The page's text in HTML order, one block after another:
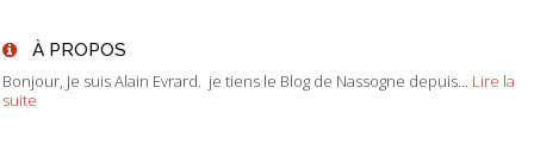
À PROPOS
Bonjour, Je suis Alain Evrard. je tiens le Blog de Nassogne depuis... Lire la
suite